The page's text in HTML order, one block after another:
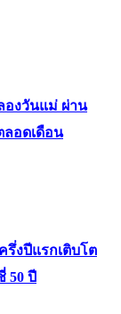
องวันแม่ ผ่าน
อดเดือน
รึ่งปีแรกเติบโต
50 ปี